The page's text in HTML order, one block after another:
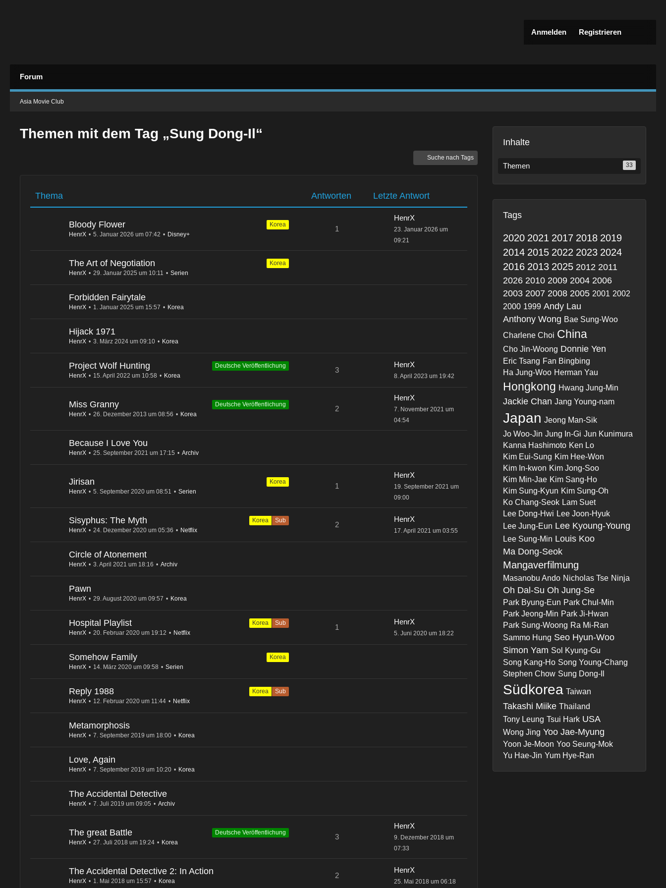
Anmelden Registrieren
Forum
Asia Movie Club
Themen mit dem Tag „Sung Dong-Il“
Suche nach Tags
Thema Antworten Letzte Antwort
Korea
Bloody Flower
HenrX 5. Januar 2026 um 07:42 Disney+
1
HenrX
23. Januar 2026 um
09:21
Korea
The Art of Negotiation
HenrX 29. Januar 2025 um 10:11 Serien
Forbidden Fairytale
HenrX 1. Januar 2025 um 15:57 Korea
Hijack 1971
HenrX 3. März 2024 um 09:10 Korea
Deutsche Veröffentlichung
Project Wolf Hunting
HenrX 15. April 2022 um 10:58 Korea
3
HenrX
8. April 2023 um 19:42
Deutsche Veröffentlichung
Miss Granny
HenrX 26. Dezember 2013 um 08:56 Korea
2
HenrX
7. November 2021 um
04:54
Because I Love You
HenrX 25. September 2021 um 17:15 Archiv
Korea
Jirisan
HenrX 5. September 2020 um 08:51 Serien
1
HenrX
19. September 2021 um
09:00
Korea Sub
Sisyphus: The Myth
HenrX 24. Dezember 2020 um 05:36 Netflix
2
HenrX
17. April 2021 um 03:55
Circle of Atonement
HenrX 3. April 2021 um 18:16 Archiv
Pawn
HenrX 29. August 2020 um 09:57 Korea
Korea Sub
Hospital Playlist
HenrX 20. Februar 2020 um 19:12 Netflix
1
HenrX
5. Juni 2020 um 18:22
Korea
Somehow Family
HenrX 14. März 2020 um 09:58 Serien
Korea Sub
Reply 1988
HenrX 12. Februar 2020 um 11:44 Netflix
Metamorphosis
HenrX 7. September 2019 um 18:00 Korea
Love, Again
HenrX 7. September 2019 um 10:20 Korea
The Accidental Detective
HenrX 7. Juli 2019 um 09:05 Archiv
Deutsche Veröffentlichung
The great Battle
HenrX 27. Juli 2018 um 19:24 Korea
3
HenrX
9. Dezember 2018 um
07:33
The Accidental Detective 2: In Action
HenrX 1. Mai 2018 um 15:57 Korea
2
HenrX
25. Mai 2018 um 06:18
Inhalte
Themen 33
Tags
2020 2021 2017 2018 2019
2014 2015 2022 2023 2024
2016 2013 2025 2012 2011
2026 2010 2009 2004 2006
2003 2007 2008 2005 2001 2002
2000 1999 Andy Lau
Anthony Wong Bae Sung-Woo
Charlene Choi China
Cho Jin-Woong Donnie Yen
Eric Tsang Fan Bingbing
Ha Jung-Woo Herman Yau
Hongkong Hwang Jung-Min
Jackie Chan Jang Young-nam
Japan Jeong Man-Sik
Jo Woo-Jin Jung In-Gi Jun Kunimura
Kanna Hashimoto Ken Lo
Kim Eui-Sung Kim Hee-Won
Kim In-kwon Kim Jong-Soo
Kim Min-Jae Kim Sang-Ho
Kim Sung-Kyun Kim Sung-Oh
Ko Chang-Seok Lam Suet
Lee Dong-Hwi Lee Joon-Hyuk
Lee Jung-Eun Lee Kyoung-Young
Lee Sung-Min Louis Koo
Ma Dong-Seok
Mangaverfilmung
Masanobu Ando Nicholas Tse Ninja
Oh Dal-Su Oh Jung-Se
Park Byung-Eun Park Chul-Min
Park Jeong-Min Park Ji-Hwan
Park Sung-Woong Ra Mi-Ran
Sammo Hung Seo Hyun-Woo
Simon Yam Sol Kyung-Gu
Song Kang-Ho Song Young-Chang
Stephen Chow Sung Dong-Il
Südkorea Taiwan
Takashi Miike Thailand
Tony Leung Tsui Hark USA
Wong Jing Yoo Jae-Myung
Yoon Je-Moon Yoo Seung-Mok
Yu Hae-Jin Yum Hye-Ran